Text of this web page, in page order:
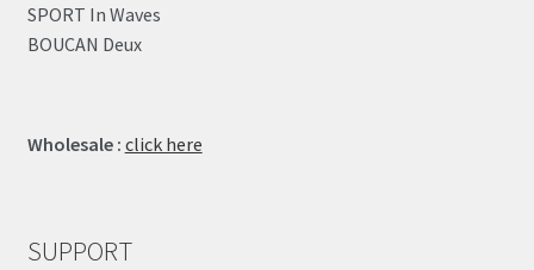
SPORT In Waves
BOUCAN Deux
Wholesale : click here
SUPPORT